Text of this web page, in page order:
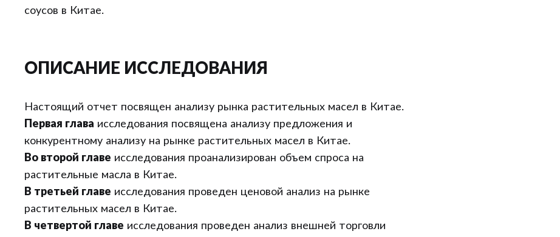
соусов в Китае.
ОПИСАНИЕ ИССЛЕДОВАНИЯ
Настоящий отчет посвящен анализу рынка растительных масел в Китае.
Первая глава исследования посвящена анализу предложения и
конкурентному анализу на рынке растительных масел в Китае.
Во второй главе исследования проанализирован объем спроса на
растительные масла в Китае.
В третьей главе исследования проведен ценовой анализ на рынке
растительных масел в Китае.
В четвертой главе исследования проведен анализ внешней торговли